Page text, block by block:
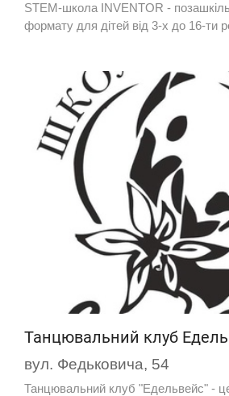
STEM-школа INVENTOR -
формату для дітей від 3-х до 16-ти
Танцювальний клуб
вул. Федьковича, 54
Танцювальний клуб "Едельвейс" -